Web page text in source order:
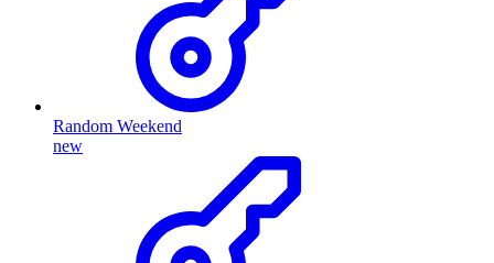
Random Weekend
new